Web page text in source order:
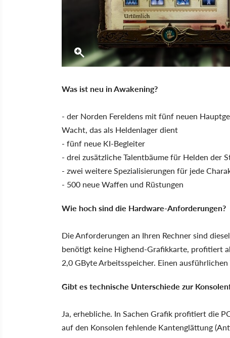
Was ist neu in Awakening?
- der Norden Fereldens mit fünf neuen
Wacht, das als Heldenlager dient
- fünf neue KI-Begleiter
- drei zusätzliche Talentbäume für Helden der
- zwei weitere Spezialisierungen für jede
- 500 neue Waffen und Rüstungen
Wie hoch sind die Hardware-Anforderungen?
Die Anforderungen an Ihren Rechner sind
benötigt keine Highend-Grafikkarte, profitiert
2,0 GByte Arbeitsspeicher. Einen
Gibt es technische Unterschiede zur
Ja, erhebliche. In Sachen Grafik profitiert die
auf den Konsolen fehlende Kantenglättung